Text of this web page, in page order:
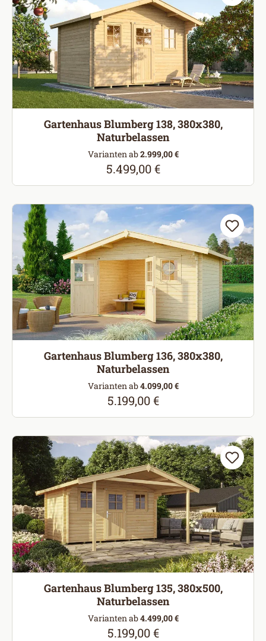
Gartenhaus Blumberg 138, 380x380,
Naturbelassen
Varianten ab2.999,00 €
Regulärer Preis:
5.499,00 €
Gartenhaus Blumberg 136, 380x380,
Naturbelassen
Varianten ab4.099,00 €
Regulärer Preis:
5.199,00 €
Gartenhaus Blumberg 135, 380x500,
Naturbelassen
Varianten ab4.499,00 €
Regulärer Preis:
5.199,00 €